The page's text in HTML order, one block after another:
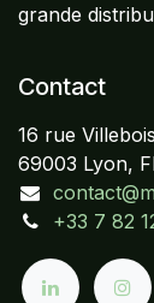
grande
Contact
16 rue
69003 Lyon,
+33 7 82